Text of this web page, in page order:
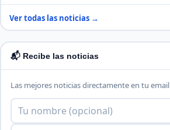
Ver todas las noticias →
📬 Recibe las noticias
Las mejores noticias directamente en tu